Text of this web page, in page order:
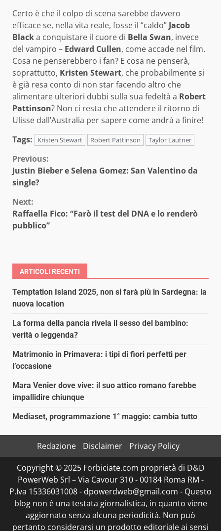
Certo è che il colpo di scena sarebbe davvero
efficace se, nella vita reale, fosse il “caldo” Jacob
Blacka conquistare il cuore di Bella Swan, invece
del vampiro – Edward Cullen, come accade nel film.
Cosa ne penserebbero i fan? E cosa ne penserà,
soprattutto, Kristen Stewart, che probabilmente si
è già resa conto di non star facendo altro che
alimentare ulteriori dubbi sulla sua fedeltà a Robert
Pattinson? Non ci resta che attendere il ritorno di
Ulisse dall’Australia per sapere come andrà a finire!
Tags:
Kristen Stewart Robert Pattinson Taylor Lautner
Continue
Reading
Previous:
Justin Bieber e Selena Gomez: San Valentino da
single?
Next:
Raffaella Fico: “Farò il test del DNA e lo renderò
pubblico”
ARTICOLI RECENTI
Temptation Island 2025, non si farà più in Sardegna: la
nuova location
La forma della pancia rivela il sesso del bambino:
verità o leggenda?
Matrimonio in Primavera: i tipi di fiori perfetti per
l’occasione
Mara Venier dove vive: il suo attico romano farebbe
impallidire chiunque
Mediaset, programmazione 1° maggio: cambia tutto
Redazione Disclaimer
Privacy Policy
Copyright © 2025 Forbiciate.com proprietà di D&D
PowerWeb Srl – Via Cavour 310 - 00184 Roma RM -
P.Iva 15336031008 - dpowerdweb@gmail.com - Questo
blog non è una testata giornalistica, in quanto viene
aggiornato senza alcuna periodicità. Non può
pertanto considerarsi un prodotto editoriale ai sensi